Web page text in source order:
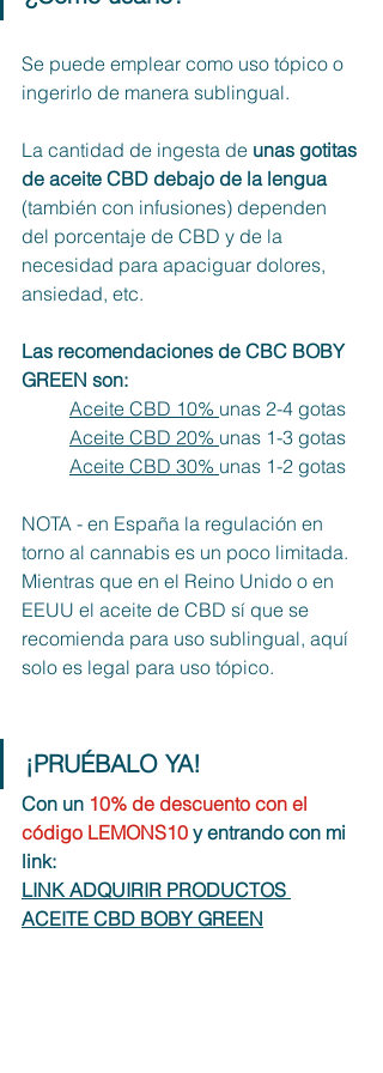
Se puede emplear como uso tópico o
ingerirlo de manera sublingual.
La cantidad de ingesta de unas gotitas
de aceite CBD debajo de la lengua
(también con infusiones) dependen
del porcentaje de CBD y de la
necesidad para apaciguar dolores,
ansiedad, etc.
Las recomendaciones de CBC BOBY
GREEN son:
Aceite CBD 10% unas 2-4 gotas
Aceite CBD 20% unas 1-3 gotas
Aceite CBD 30% unas 1-2 gotas
NOTA - en España la regulación en
torno al cannabis es un poco limitada.
Mientras que en el Reino Unido o en
EEUU el aceite de CBD sí que se
recomienda para uso sublingual, aquí
solo es legal para uso tópico.
¡PRUÉBALO YA!
Con un 10% de descuento con el
código LEMONS10 y entrando con mi
link:
LINK ADQUIRIR PRODUCTOS
ACEITE CBD BOBY GREEN